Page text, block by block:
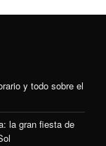
y todo sobre el
la gran fiesta de